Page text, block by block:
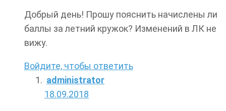
Добрый день! Прошу пояснить начислены ли
баллы за летний кружок? Изменений в ЛК не
вижу.
Войдите, чтобы ответить
administrator
18.09.2018